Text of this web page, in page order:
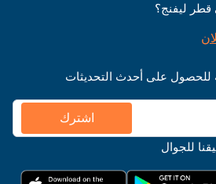
ليفنج؟
للحصول على أحدث التحديثات
اشترك
للجوال